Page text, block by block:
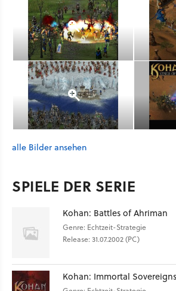
alle Bilder ansehen
SPIELE DER SERIE
Kohan: Battles of Ahriman
Genre: Echtzeit-Strategie
Release: 31.07.2002 (PC)
Kohan: Immortal Sovereigns